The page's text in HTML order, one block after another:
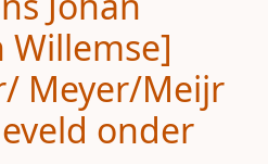
Willemse]
Meyer/Meijr
onder